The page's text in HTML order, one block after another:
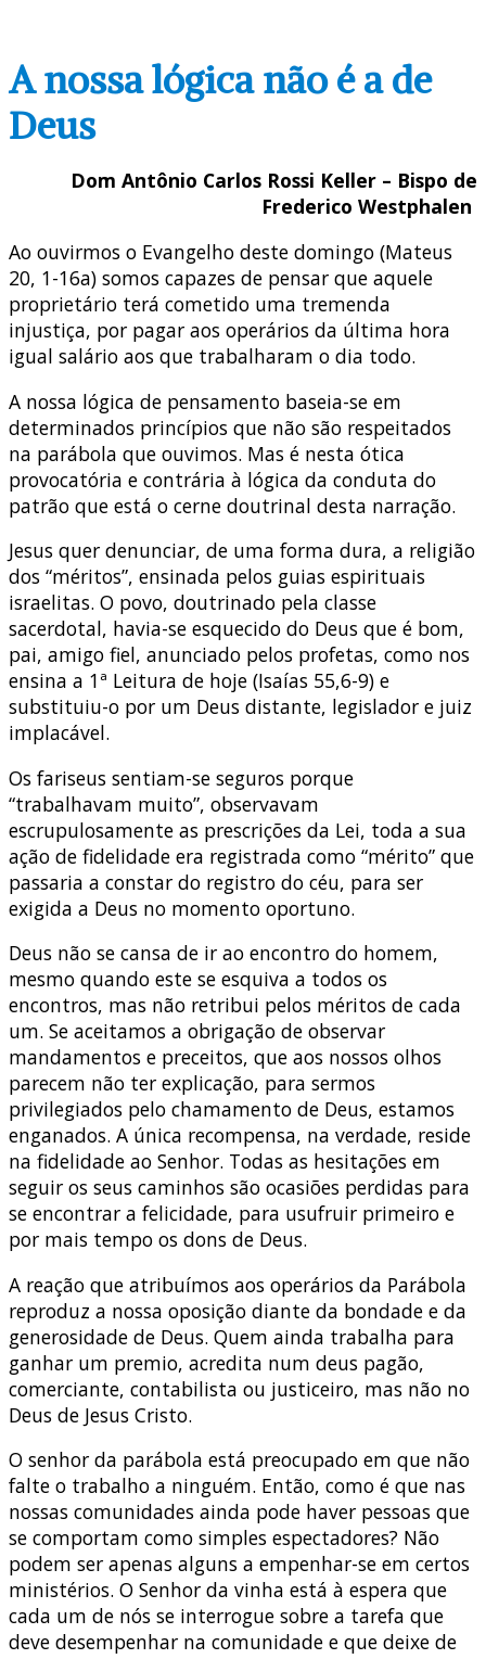
A nossa lógica não é a de
Deus
Dom Antônio Carlos Rossi Keller – Bispo de
Frederico Westphalen
Ao ouvirmos o Evangelho deste domingo (Mateus
20, 1-16a) somos capazes de pensar que aquele
proprietário terá cometido uma tremenda
injustiça, por pagar aos operários da última hora
igual salário aos que trabalharam o dia todo.
A nossa lógica de pensamento baseia-se em
determinados princípios que não são respeitados
na parábola que ouvimos. Mas é nesta ótica
provocatória e contrária à lógica da conduta do
patrão que está o cerne doutrinal desta narração.
Jesus quer denunciar, de uma forma dura, a religião
dos “méritos”, ensinada pelos guias espirituais
israelitas. O povo, doutrinado pela classe
sacerdotal, havia-se esquecido do Deus que é bom,
pai, amigo fiel, anunciado pelos profetas, como nos
ensina a 1ª Leitura de hoje (Isaías 55,6-9) e
substituiu-o por um Deus distante, legislador e juiz
implacável.
Os fariseus sentiam-se seguros porque
“trabalhavam muito”, observavam
escrupulosamente as prescrições da Lei, toda a sua
ação de fidelidade era registrada como “mérito” que
passaria a constar do registro do céu, para ser
exigida a Deus no momento oportuno.
Deus não se cansa de ir ao encontro do homem,
mesmo quando este se esquiva a todos os
encontros, mas não retribui pelos méritos de cada
um. Se aceitamos a obrigação de observar
mandamentos e preceitos, que aos nossos olhos
parecem não ter explicação, para sermos
privilegiados pelo chamamento de Deus, estamos
enganados. A única recompensa, na verdade, reside
na fidelidade ao Senhor. Todas as hesitações em
seguir os seus caminhos são ocasiões perdidas para
se encontrar a felicidade, para usufruir primeiro e
por mais tempo os dons de Deus.
A reação que atribuímos aos operários da Parábola
reproduz a nossa oposição diante da bondade e da
generosidade de Deus. Quem ainda trabalha para
ganhar um premio, acredita num deus pagão,
comerciante, contabilista ou justiceiro, mas não no
Deus de Jesus Cristo.
O senhor da parábola está preocupado em que não
falte o trabalho a ninguém. Então, como é que nas
nossas comunidades ainda pode haver pessoas que
se comportam como simples espectadores? Não
podem ser apenas alguns a empenhar-se em certos
ministérios. O Senhor da vinha está à espera que
cada um de nós se interrogue sobre a tarefa que
deve desempenhar na comunidade e que deixe de